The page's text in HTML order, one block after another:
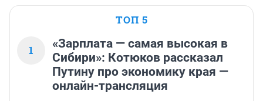
ТОП 5
1
«Зарплата — самая высокая в
Сибири»: Котюков рассказал
Путину про экономику края —
онлайн-трансляция